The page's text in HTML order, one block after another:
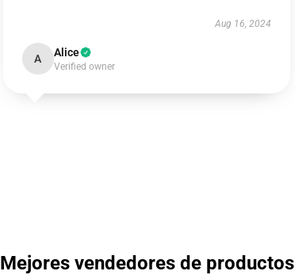
Aug 16, 2024
A Alice
Verified owner
Mejores vendedores de productos